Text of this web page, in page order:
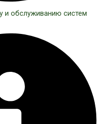
и обслуживанию систем